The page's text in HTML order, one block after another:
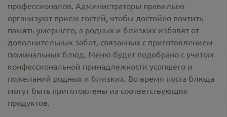
профессионалов. Администраторы правильно
организуют прием гостей, чтобы достойно почтить
память умершего, а родных и близких избавят от
дополнительных забот, связанных с приготовлением
поминальных блюд. Меню будет подобрано с учетом
конфессиональной принадлежности усопшего и
пожеланий родных и близких. Во время поста блюда
могут быть приготовлены из соответствующих
продуктов.